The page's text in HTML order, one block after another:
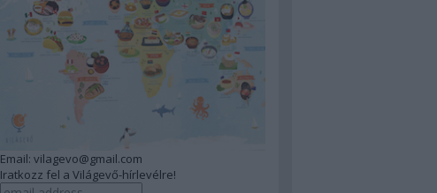
Email: vilagevo@gmail.com
Iratkozz fel a Világevő-hírlevélre!